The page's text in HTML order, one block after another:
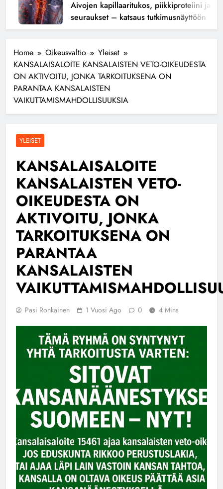
Aivojen kapillaaritukos, piikkiproteiini ja
seuraukset – katsaus tutkimusnäyttöön
Home Oikeusvaltio
Yleiset
KANSALAISALOITE KANSALAISTEN VETO-OIKEUDESTA
ON AKTIVOITU, JONKA TARKOITUKSENA ON
PARANTAA KANSALAISTEN
VAIKUTTAMISMAHDOLLISUUKSIA
YLEISET
KANSALAISALOITE
KANSALAISTEN VETO-
OIKEUDESTA ON
AKTIVOITU, JONKA
TARKOITUKSENA ON
PARANTAA
KANSALAISTEN
Pasi Ronkainen 1 Vuosi Ago 0 4 Mins